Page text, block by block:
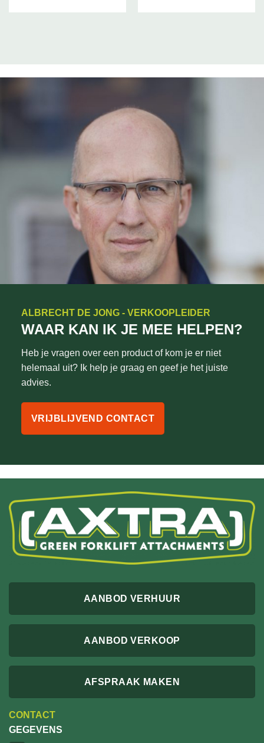
ALBRECHT DE JONG - VERKOOPLEIDER
WAAR KAN IK JE MEE HELPEN?
Heb je vragen over een product of kom je er niet
helemaal uit? Ik help je graag en geef je het juiste
advies.
VRIJBLIJVEND CONTACT
AANBOD VERHUUR
AANBOD VERKOOP
AFSPRAAK MAKEN
CONTACT
GEGEVENS